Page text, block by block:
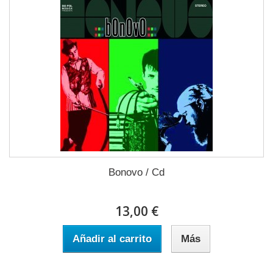
Bonovo / Cd
13,00 €
Añadir al carrito Más